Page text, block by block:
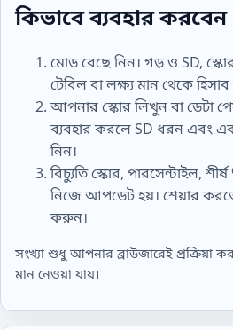
কিভাবে ব্যবহার
মোড বেছে নিন। গড় ও SD, স্কোর
টেবিল বা লক্ষ্য মান থেকে
আপনার স্কোর লিখুন বা ডেটা
ব্যবহার করলে SD ধরন এবং
নিন।
বিচ্যুতি স্কোর, পারসেন্টাইল,
নিজে আপডেট হয়। শেয়ার
করুন।
সংখ্যা শুধু আপনার ব্রাউজারেই প্রক্রিয়া
মান নেওয়া যায়।